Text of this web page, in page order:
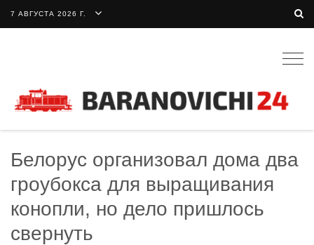
7 АВГУСТА 2026 Г.
Белорус организовал дома два
гроубокса для выращивания
конопли, но дело пришлось
свернуть